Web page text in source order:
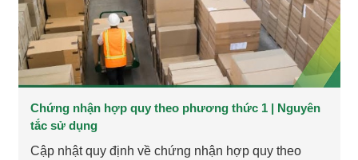
Chứng nhận hợp quy theo phương thức 1 | Nguyên
tắc sử dụng
Cập nhật quy định về chứng nhận hợp quy theo